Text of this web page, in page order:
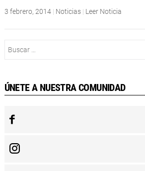
3 febrero, 2014| Noticias | Leer Noticia
ÚNETE A NUESTRA COMUNIDAD